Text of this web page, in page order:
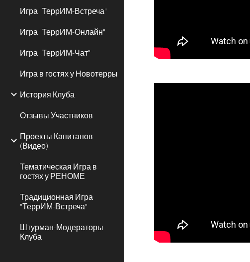
Игра "ТеррИМ-Встреча"
Игра "ТеррИМ-Онлайн"
Игра "ТеррИМ-Чат"
Игра в гостях у Новотерры
История Клуба
Отзывы Участников
Проекты Капитанов
(Видео)
Тематическая Игра в
гостях у РЕНОМЕ
Традиционная Игра
"ТеррИМ-Встреча"
Штурман-Модераторы
Клуба